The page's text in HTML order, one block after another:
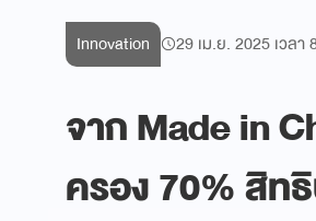
Innovation 29 เม.ย. 2025 เวลา
จาก Made in
ครอง 70% สิท